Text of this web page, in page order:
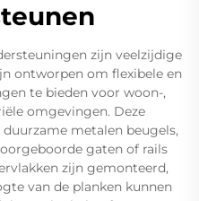
zijn veelzijdige
ontworpen om flexibele en
te bieden voor woon-,
omgevingen. Deze
metalen beugels,
gaten of rails
zijn gemonteerd,
van de planken kunnen